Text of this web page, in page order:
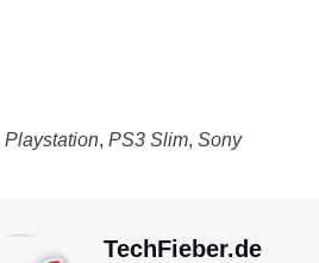
Playstation, PS3 Slim, Sony
TechFieber.de